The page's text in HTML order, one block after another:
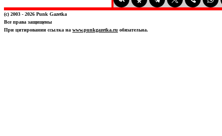
(c) 2003 - 2026 Punk Gazetka
Все права защищены
При цитировании ссылка на www.punkgazetka.ru обязательна.